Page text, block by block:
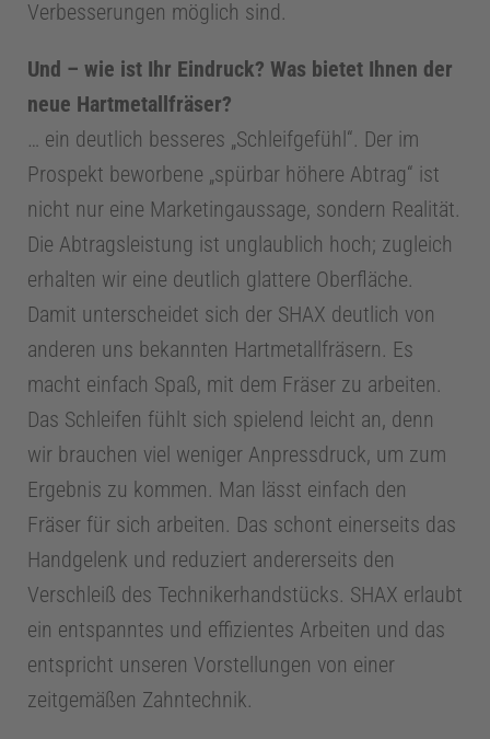
i
k
P
r
a
x
i
s
m
a
n
Verbesserungen möglich sind.
Und – wie ist Ihr Eindruck? Was bietet Ihnen der
neue Hartmetallfräser?
… ein deutlich besseres „Schleifgefühl“. Der im
Prospekt beworbene „spürbar höhere Abtrag“ ist
nicht nur eine Marketingaussage, sondern Realität.
Die Abtragsleistung ist unglaublich hoch; zugleich
erhalten wir eine deutlich glattere Oberfläche.
Damit unterscheidet sich der SHAX deutlich von
anderen uns bekannten Hartmetallfräsern. Es
macht einfach Spaß, mit dem Fräser zu arbeiten.
Das Schleifen fühlt sich spielend leicht an, denn
wir brauchen viel weniger Anpressdruck, um zum
Ergebnis zu kommen. Man lässt einfach den
Fräser für sich arbeiten. Das schont einerseits das
Handgelenk und reduziert andererseits den
Verschleiß des Technikerhandstücks. SHAX erlaubt
ein entspanntes und effizientes Arbeiten und das
entspricht unseren Vorstellungen von einer
zeitgemäßen Zahntechnik.